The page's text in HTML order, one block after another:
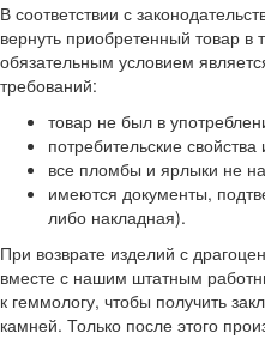
В соответствии с
вернуть приобретенный товар в
обязательным условием
требований:
товар не был в
потребительские
все пломбы и ярлыки не
имеются документы,
либо накладная).
При возврате изделий с
вместе с нашим штатным
к геммологу, чтобы получить
камней. Только после этого